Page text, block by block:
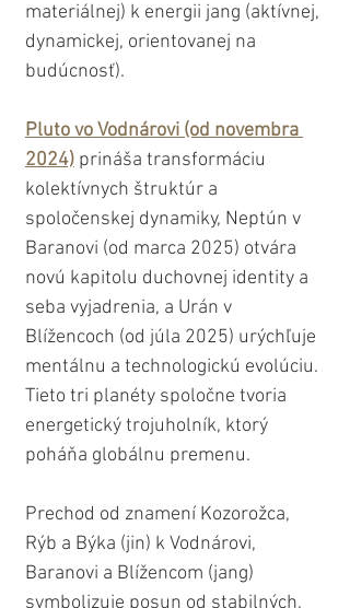
materiálnej) k energii jang (aktívnej,
dynamickej, orientovanej na
budúcnosť).
Pluto vo Vodnárovi (od novembra
2024) prináša transformáciu
kolektívnych štruktúr a
spoločenskej dynamiky, Neptún v
Baranovi (od marca 2025) otvára
novú kapitolu duchovnej identity a
seba vyjadrenia, a Urán v
Blížencoch (od júla 2025) urýchľuje
mentálnu a technologickú evolúciu.
Tieto tri planéty spoločne tvoria
energetický trojuholník, ktorý
poháňa globálnu premenu.
Prechod od znamení Kozorožca,
Rýb a Býka (jin) k Vodnárovi,
Baranovi a Blížencom (jang)
symbolizuje posun od stabilných,